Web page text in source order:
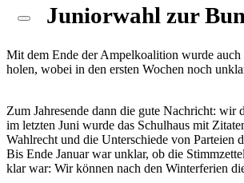
Juniorwahl zur
Mit dem Ende der Ampelkoalition wurde auch
holen, wobei in den ersten Wochen noch
Zum Jahresende dann die gute Nachricht:
im letzten Juni wurde das Schulhaus mit
Wahlrecht und die Unterschiede von Parteien
Bis Ende Januar war unklar, ob die
klar war: Wir können nach den Winterferien